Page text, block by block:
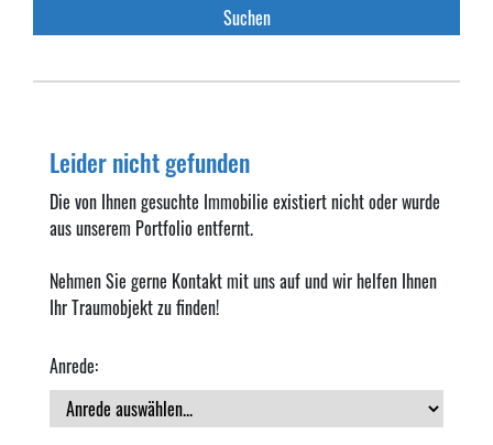
Leider nicht gefunden
Die von Ihnen gesuchte Immobilie existiert nicht oder wurde
aus unserem Portfolio entfernt.
Nehmen Sie gerne Kontakt mit uns auf und wir helfen Ihnen
Ihr Traumobjekt zu finden!
Anrede: